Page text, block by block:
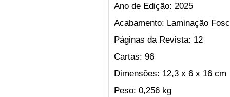
Ano de Edição: 2025
Acabamento: Laminação
Páginas da Revista: 12
Cartas: 96
Dimensões: 12,3 x 6 x 16 cm
Peso: 0,256 kg